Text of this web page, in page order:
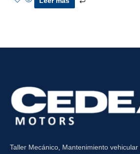
Taller Mecánico Mantenimiento